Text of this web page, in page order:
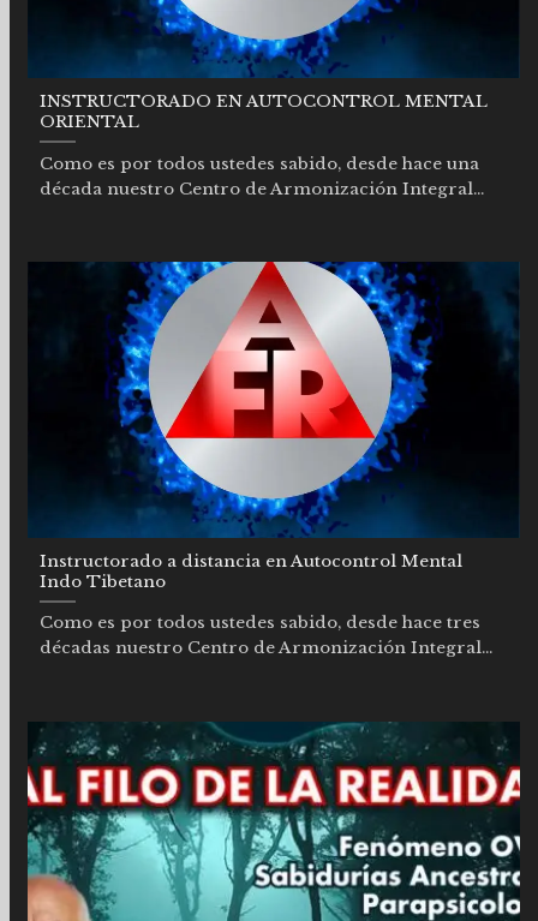
INSTRUCTORADO EN AUTOCONTROL MENTAL
ORIENTAL
Como es por todos ustedes sabido, desde hace una
década nuestro Centro de Armonización Integral...
Instructorado a distancia en Autocontrol Mental
Indo Tibetano
Como es por todos ustedes sabido, desde hace tres
décadas nuestro Centro de Armonización Integral...